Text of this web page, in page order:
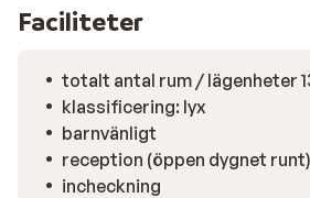
Faciliteter
totalt antal rum / lägenheter
klassificering: lyx
barnvänligt
reception (öppen dygnet runt)
incheckning